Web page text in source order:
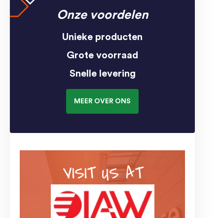
Onze voordelen
Unieke producten
Grote voorraad
Snelle levering
MEER OVER ONS
VISIT US AT